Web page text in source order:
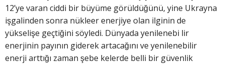
12’ye varan ciddi bir büyüme görüldüğünü, yine Ukrayna
işgalinden sonra nükleer enerjiye olan ilginin de
yükselişe geçtiğini söyledi. Dünyada yenilenebi lir
enerjinin payının giderek artacağını ve yenilenebilir
enerji arttığı zaman şebe kelerde belli bir güvenlik